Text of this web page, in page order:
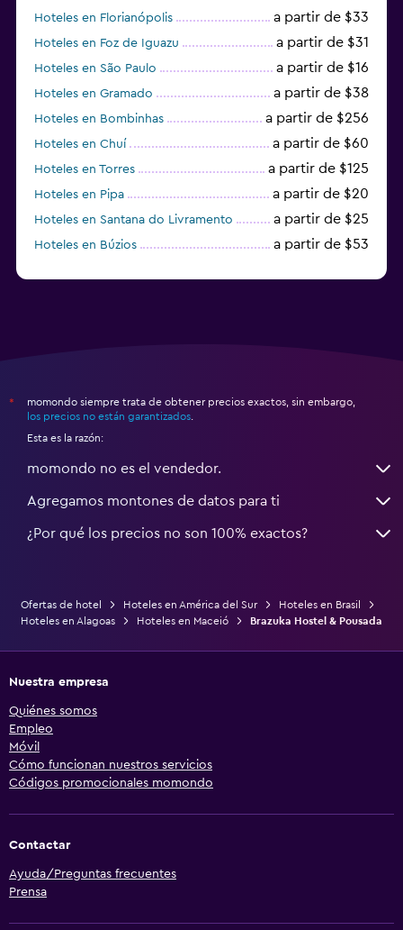
Hoteles en Florianópolis a partir de $33
Hoteles en Foz de Iguazu a partir de $31
Hoteles en São Paulo a partir de $16
Hoteles en Gramado a partir de $38
Hoteles en Bombinhas a partir de $256
Hoteles en Chuí a partir de $60
Hoteles en Torres a partir de $125
Hoteles en Pipa a partir de $20
Hoteles en Santana do Livramento a partir de $25
Hoteles en Búzios a partir de $53
*
momondo siempre trata de obtener precios exactos, sin embargo,
los precios no están garantizados
Esta es la razón:
momondo no es el vendedor.
Agregamos montones de datos para ti
¿Por qué los precios no son 100% exactos?
Ofertas de hotel Hoteles en América del Sur
Hoteles en Brasil
Hoteles en Alagoas
Hoteles en Maceió Brazuka Hostel & Pousada
Nuestra empresa
Quiénes somos
Empleo
Móvil
Cómo funcionan nuestros servicios
Códigos promocionales momondo
Contactar
Ayuda/Preguntas frecuentes
Prensa